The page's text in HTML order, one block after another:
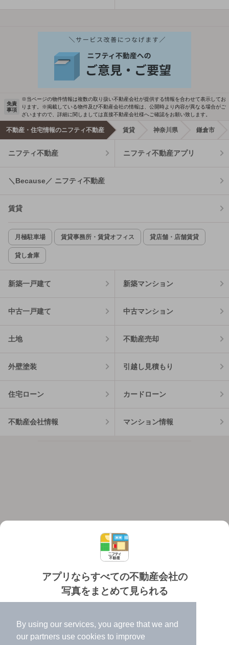
By using our services, you agree that we and
our partners use cookies to improve
アプリならすべての不動産会社の
写真をまとめて見られる
✔️
高速表示で似た物件も見つけやすい
✔️
便利な通知機能も充実
免責
事項
※当ページの物件情報は複数の取り扱い不動産会社が提供する情報を合わせて表示してお
ります。※掲載している物件及び不動産会社の情報は、公開時より内容が異なる場合がご
ざいますので、詳細に関しましては直接不動産会社様へご確認をお願い致します。
不動産・住宅情報のニフティ不動産 賃貸 神奈川県 鎌倉市
ニフティ不動産 ニフティ不動産アプリ
＼Because／ ニフティ不動産
賃貸
月極駐車場 賃貸事務所・賃貸オフィス 貸店舗・店舗賃貸
貸し倉庫
新築一戸建て 新築マンション
中古一戸建て 中古マンション
土地 不動産売却
外壁塗装 引越し見積もり
住宅ローン カードローン
不動産会社情報 マンション情報
個人情報保護ポリシー 利用規約